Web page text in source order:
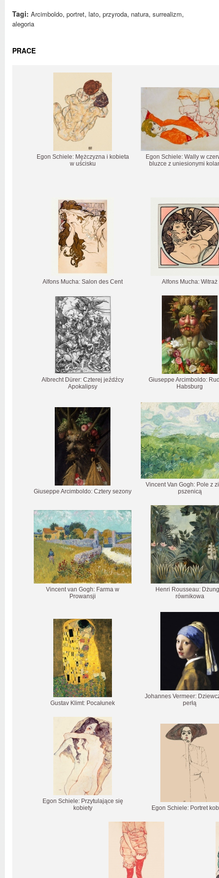
Tagi: Arcimboldo, portret, lato, przyroda, natura, surrealizm,
alegoria
PRACE
Egon Schiele: Mężczyzna i kobieta
w uścisku
Egon Schiele: Wally w
bluzce z uniesionymi
Alfons Mucha: Salon des Cent Alfons Mucha: Witraż
Albrecht Dürer: Czterej jeźdźcy
Apokalipsy
Giuseppe Arcimboldo:
Habsburg
Giuseppe Arcimboldo: Cztery sezony
Vincent Van Gogh: Pole z
pszenicą
Vincent van Gogh: Farma w
Prowansji
Henri Rousseau:
równikowa
Gustav Klimt: Pocałunek
Johannes Vermeer:
perłą
Egon Schiele: Przytulające się
kobiety
Egon Schiele: Portret